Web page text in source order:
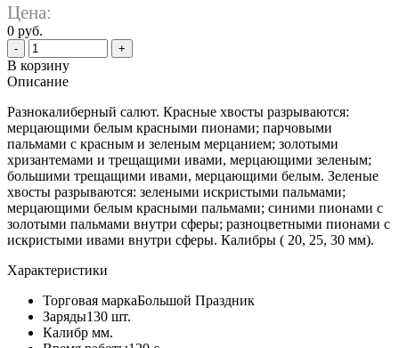
Цена:
0 руб.
- +
В корзину
Описание
Разнокалиберный салют. Красные хвосты разрываются:
мерцающими белым красными пионами; парчовыми
пальмами с красным и зеленым мерцанием; золотыми
хризантемами и трещащими ивами, мерцающими зеленым;
большими трещащими ивами, мерцающими белым. Зеленые
хвосты разрываются: зелеными искристыми пальмами;
мерцающими белым красными пальмами; синими пионами с
золотыми пальмами внутри сферы; разноцветными пионами с
искристыми ивами внутри сферы. Калибры ( 20, 25, 30 мм).
Характеристики
Торговая маркаБольшой Праздник
Заряды130 шт.
Калибр мм.